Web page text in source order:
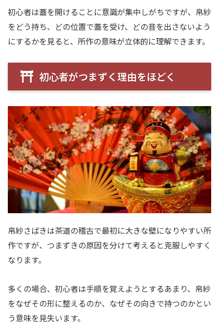
初心者は蓋を開けることに意識が集中しがちですが、帛紗
をどう持ち、どの位置で蓋を受け、どの音を出さないよう
にするかを見ると、所作の意味が立体的に理解できます。
初心者がつまずく理由をほどく
帛紗さばきは茶道の稽古で最初に大きな壁になりやすい所
作ですが、つまずきの原因を分けて考えると克服しやすく
なります。
多くの場合、初心者は手順を覚えようとするあまり、帛紗
をなぜその形に整えるのか、なぜその向きで持つのかとい
う意味を見失います。